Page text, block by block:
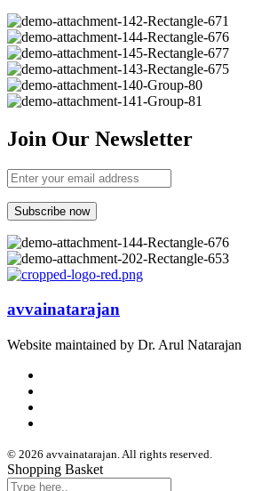
Join Our Newsletter
avvainatarajan
Website maintained by Dr. Arul Natarajan
© 2026 avvainatarajan. All rights reserved.
Shopping Basket